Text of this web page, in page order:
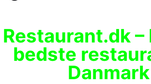
Restaurant.dk –
bedste
Danmark